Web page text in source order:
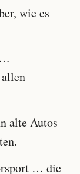
wie es
alte Autos
… die